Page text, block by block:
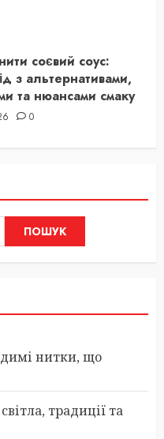
соєвий соус:
з альтернативами,
та нюансами смаку
0
ПОШУК
нитки, що
традиції та